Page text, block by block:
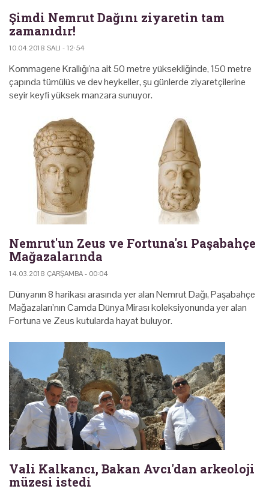
Şimdi Nemrut Dağını ziyaretin tam
zamanıdır!
10.04.2018 SALI - 12:54
Kommagene Krallığı'na ait 50 metre yüksekliğinde, 150 metre
çapında tümülüs ve dev heykeller, şu günlerde ziyaretçilerine
seyir keyfi yüksek manzara sunuyor.
Nemrut'un Zeus ve Fortuna'sı Paşabahçe
Mağazalarında
14.03.2018 ÇARŞAMBA - 00:04
Dünyanın 8 harikası arasında yer alan Nemrut Dağı, Paşabahçe
Mağazaları’nın Camda Dünya Mirası koleksiyonunda yer alan
Fortuna ve Zeus kutularda hayat buluyor.
Vali Kalkancı, Bakan Avcı'dan arkeoloji
müzesi istedi